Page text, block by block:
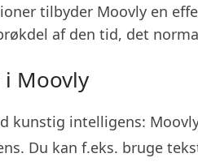
tilbyder Moovly en
af den tid, det
Moovly
kunstig intelligens:
Du kan f.eks. bruge